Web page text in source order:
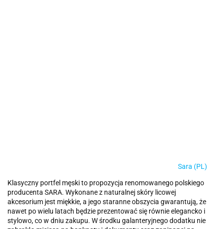
Sara (PL)
Klasyczny portfel męski to propozycja renomowanego polskiego
producenta SARA. Wykonane z naturalnej skóry licowej
akcesorium jest miękkie, a jego staranne obszycia gwarantują, że
nawet po wielu latach będzie prezentować się równie elegancko i
stylowo, co w dniu zakupu. W środku galanteryjnego dodatku nie